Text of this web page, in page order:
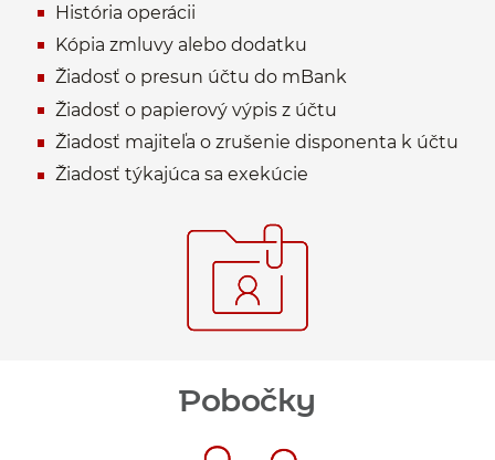
História operácii
Kópia zmluvy alebo dodatku
Žiadosť o presun účtu do mBank
Žiadosť o papierový výpis z účtu
Žiadosť majiteľa o zrušenie disponenta k účtu
Žiadosť týkajúca sa exekúcie
Pobočky